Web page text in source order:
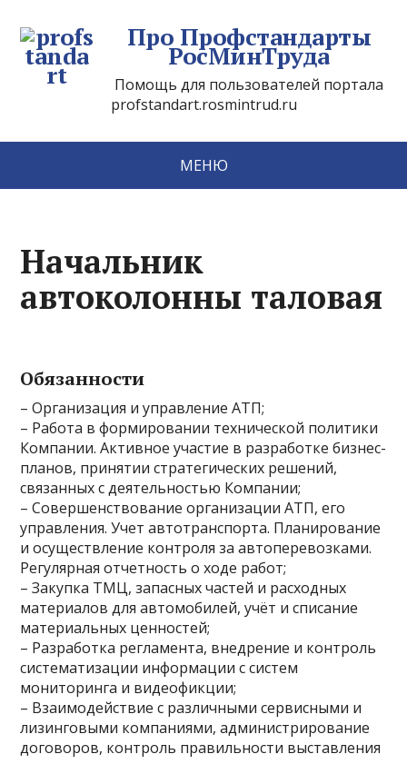
Про Профстандарты
РосМинТруда
Помощь для пользователей портала
profstandart.rosmintrud.ru
МЕНЮ
Начальник
автоколонны таловая
Обязанности
– Организация и управление АТП;
– Работа в формировании технической политики
Компании. Активное участие в разработке бизнес-
планов, принятии стратегических решений,
связанных с деятельностью Компании;
– Совершенствование организации АТП, его
управления. Учет автотранспорта. Планирование
и осуществление контроля за автоперевозками.
Регулярная отчетность о ходе работ;
– Закупка ТМЦ, запасных частей и расходных
материалов для автомобилей, учёт и списание
материальных ценностей;
– Разработка регламента, внедрение и контроль
систематизации информации с систем
мониторинга и видеофикции;
– Взаимодействие с различными сервисными и
лизинговыми компаниями, администрирование
договоров, контроль правильности выставления